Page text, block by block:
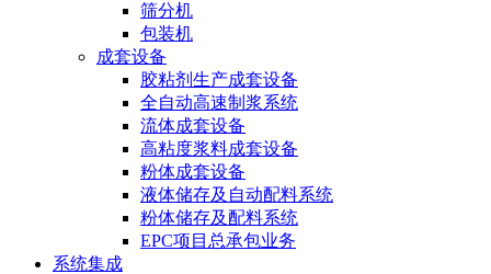
筛分机
包装机
成套设备
胶粘剂生产成套设备
全自动高速制浆系统
流体成套设备
高粘度浆料成套设备
粉体成套设备
液体储存及自动配料系统
粉体储存及配料系统
EPC项目总承包业务
系统集成